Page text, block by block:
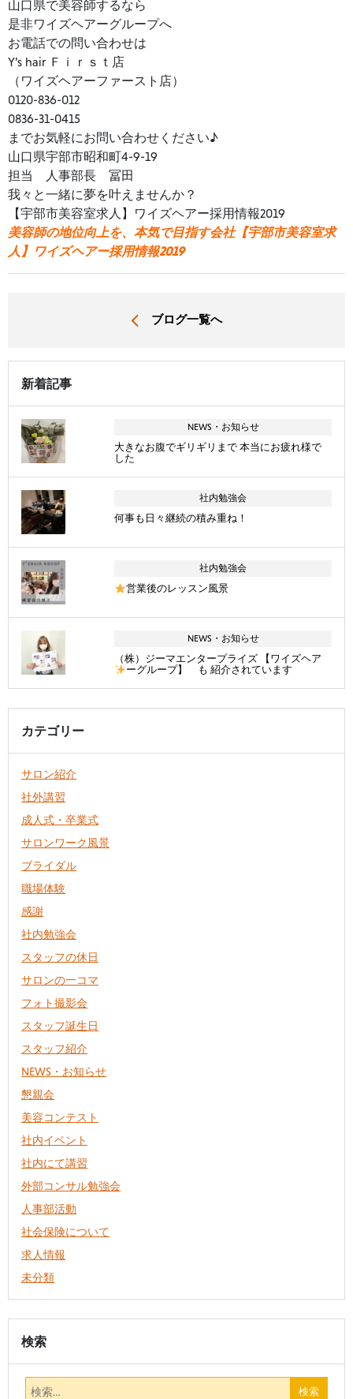
山口県で美容師するなら
是非ワイズヘアーグループへ
お電話での問い合わせは
Y’s hair Ｆｉｒｓｔ店
（ワイズヘアーファースト店）
0120-836-012
0836-31-0415
までお気軽にお問い合わせください♪
山口県宇部市昭和町4-9-19
担当 人事部長 冨田
我々と一緒に夢を叶えませんか？
【宇部市美容室求人】ワイズヘアー採用情報2019
美容師の地位向上を、本気で目指す会社【宇部市美容室求
人】ワイズヘアー採用情報2019
ブログ一覧へ
新着記事
NEWS・お知らせ
大きなお腹でギリギリまで 本当にお疲れ様で
した
社内勉強会
何事も日々継続の積み重ね！
社内勉強会
営業後のレッスン風景
NEWS・お知らせ
（株）ジーマエンタープライズ 【ワイズヘア
ーグループ】 も 紹介されています
カテゴリー
サロン紹介
社外講習
成人式・卒業式
サロンワーク風景
ブライダル
職場体験
感謝
社内勉強会
スタッフの休日
サロンの一コマ
フォト撮影会
スタッフ誕生日
スタッフ紹介
NEWS・お知らせ
懇親会
美容コンテスト
社内イベント
社内にて講習
外部コンサル勉強会
人事部活動
社会保険について
求人情報
未分類
検索